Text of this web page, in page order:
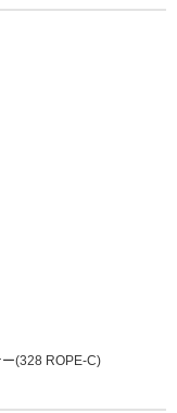
(328 ROPE-C)